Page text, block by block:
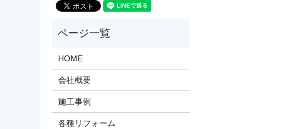
HOME
会社概要
施工事例
各種リフォーム